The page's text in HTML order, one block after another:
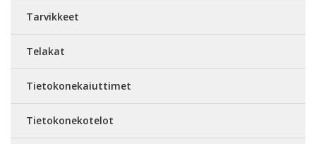
Tarvikkeet
Telakat
Tietokonekaiuttimet
Tietokonekotelot